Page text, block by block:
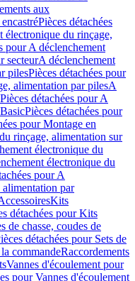
aux
Pièces détachées
électronique du rinçage,
pour A déclenchement
secteurA déclenchement
pilesPièces détachées pour
alimentation par pilesA
Pièces détachées pour A
BasicPièces détachées pour
pour Montage en
rinçage, alimentation sur
électronique du
électronique du
pour A
par
Kits
détachées pour Kits
de chasse, coudes de
détachées pour Sets de
commandeRaccordements
Vannes d'écoulement pour
pour Vannes d'écoulement